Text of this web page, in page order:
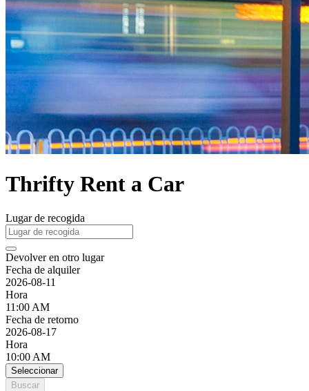
Thrifty Rent a Car
Lugar de recogida
Devolver en otro lugar
Fecha de alquiler
2026-08-11
Hora
11:00 AM
Fecha de retorno
2026-08-17
Hora
10:00 AM
Seleccionar
Buscar